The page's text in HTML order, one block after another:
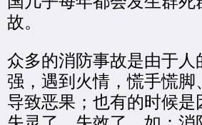
故。
众多的消防事故是由于人
强，遇到火情，慌手慌脚
导致恶果；也有的时候是